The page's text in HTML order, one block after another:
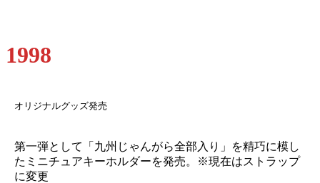
1998
オリジナルグッズ発売
第一弾として「九州じゃんがら全部入り」を精巧に模し
たミニチュアキーホルダーを発売。※現在はストラップ
に変更